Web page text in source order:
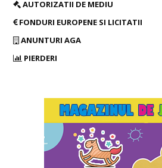
AUTORIZATII DE MEDIU
FONDURI EUROPENE SI LICITATII
ANUNTURI AGA
PIERDERI